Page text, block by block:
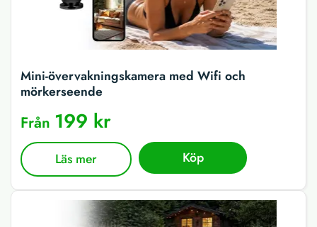
Mini-övervakningskamera med Wifi och
mörkerseende
Från 199 kr
Läs mer Köp